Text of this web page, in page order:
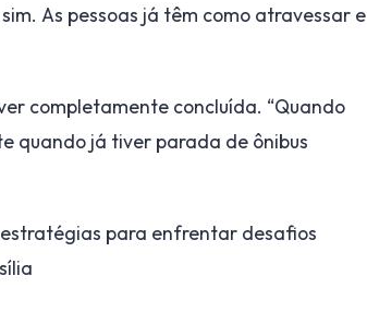
As pessoas já têm como atravessar e
completamente concluída. “Quando
quando já tiver parada de ônibus
para enfrentar desafios